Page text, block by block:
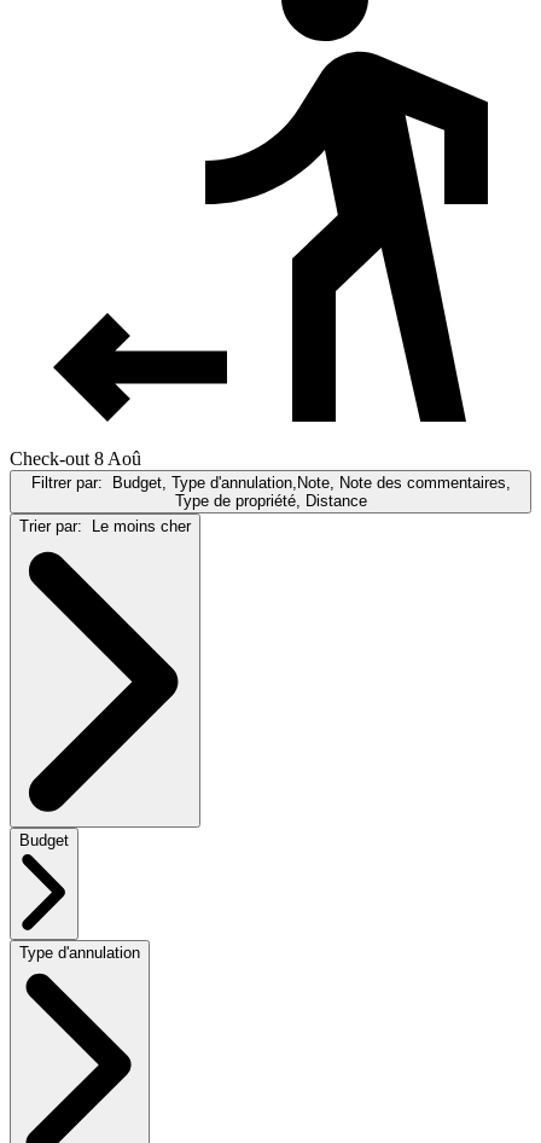
Check-out 8 Aoû
Filtrer par: Budget, Type d'annulation,Note, Note des commentaires,
Type de propriété, Distance
Trier par: Le moins cher
Budget
Type d'annulation